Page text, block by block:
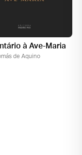
à Ave-Maria
de Aquino